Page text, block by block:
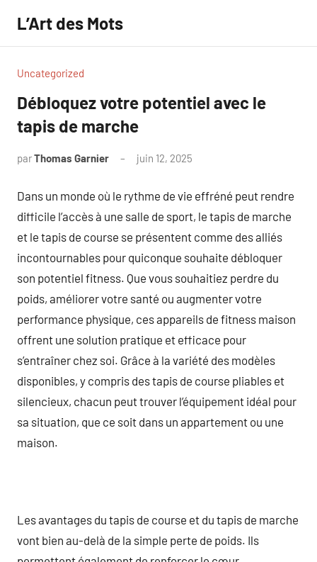
contenu
L’Art des Mots
Uncategorized
Débloquez votre potentiel avec le
tapis de marche
parThomas Garnier juin 12, 2025
Dans un monde où le rythme de vie effréné peut rendre
difficile l’accès à une salle de sport, le tapis de marche
et le tapis de course se présentent comme des alliés
incontournables pour quiconque souhaite débloquer
son potentiel fitness. Que vous souhaitiez perdre du
poids, améliorer votre santé ou augmenter votre
performance physique, ces appareils de fitness maison
offrent une solution pratique et efficace pour
s’entraîner chez soi. Grâce à la variété des modèles
disponibles, y compris des tapis de course pliables et
silencieux, chacun peut trouver l’équipement idéal pour
sa situation, que ce soit dans un appartement ou une
maison.
Les avantages du tapis de course et du tapis de marche
vont bien au-delà de la simple perte de poids. Ils